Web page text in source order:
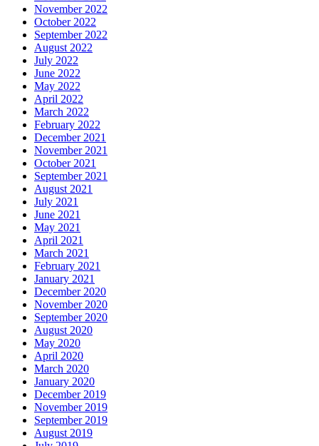
November 2022
October 2022
September 2022
August 2022
July 2022
June 2022
May 2022
April 2022
March 2022
February 2022
December 2021
November 2021
October 2021
September 2021
August 2021
July 2021
June 2021
May 2021
April 2021
March 2021
February 2021
January 2021
December 2020
November 2020
September 2020
August 2020
May 2020
April 2020
March 2020
January 2020
December 2019
November 2019
September 2019
August 2019